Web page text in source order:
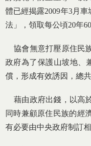
體已經揭露2009年3月
法」，領取每公頃20年
協會無意打壓原住民
政府為了保護山坡地、
償，形成有效誘因，總
藉由政府出錢，以高
同時兼顧原住民族的經
有必要由中央政府制訂